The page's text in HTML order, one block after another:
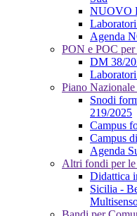
NUOVO
Agenda
PON e POC
DM 38/
Piano
Snodi
219/2025
Campus
Campus
Agenda
Altri fondi per le
Didattica
Sicilia -